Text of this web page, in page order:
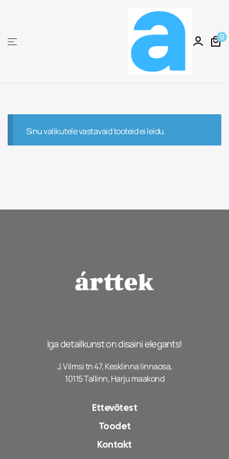
0
Sinu valikutele vastavaid tooteid ei leidu.
Iga detailkunst on disaini elegants!
J. Vilmsi tn 47, Kesklinna linnaosa,
10115 Tallinn, Harju maakond
Ettevõtest
Toodet
Kontakt